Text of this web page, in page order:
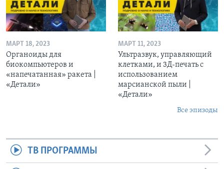
МАРТ 18, 2023
Органоиды для
биокомпьютеров и
«напечатанная» ракета |
«Детали»
МАРТ 11, 2023
Ультразвук, управляющий
клетками, и 3Д-печать c
использованием
марсианской пыли |
«Детали»
Все эпизоды
ТВ ПРОГРАММЫ